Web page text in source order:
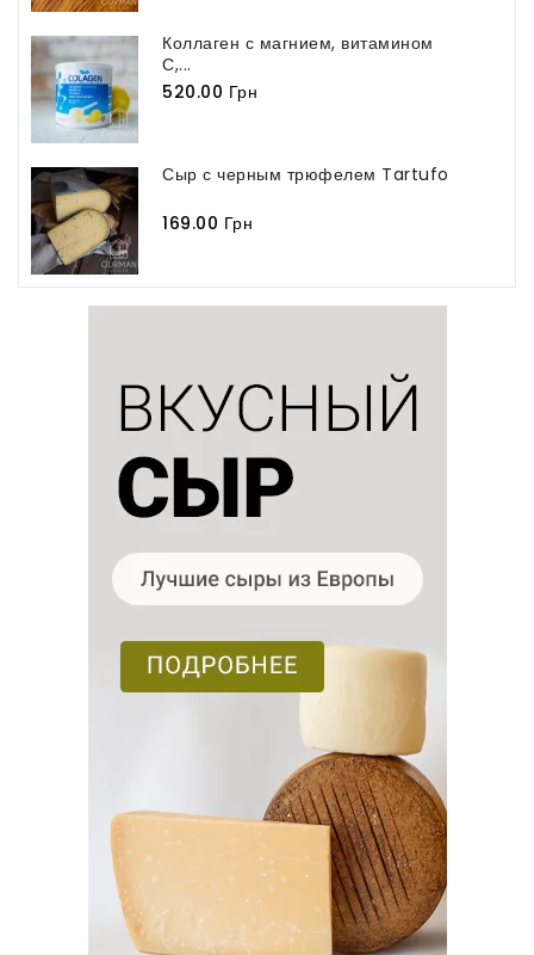
Коллаген с магнием, витамином
С,...
520.00 Грн
Сыр с черным трюфелем Tartufo
169.00 Грн